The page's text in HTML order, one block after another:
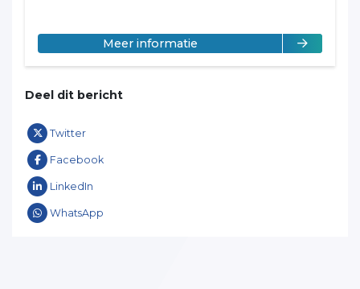
Meer informatieover Essa Reijmers
Deel dit bericht
Twitter
Facebook
LinkedIn
WhatsApp